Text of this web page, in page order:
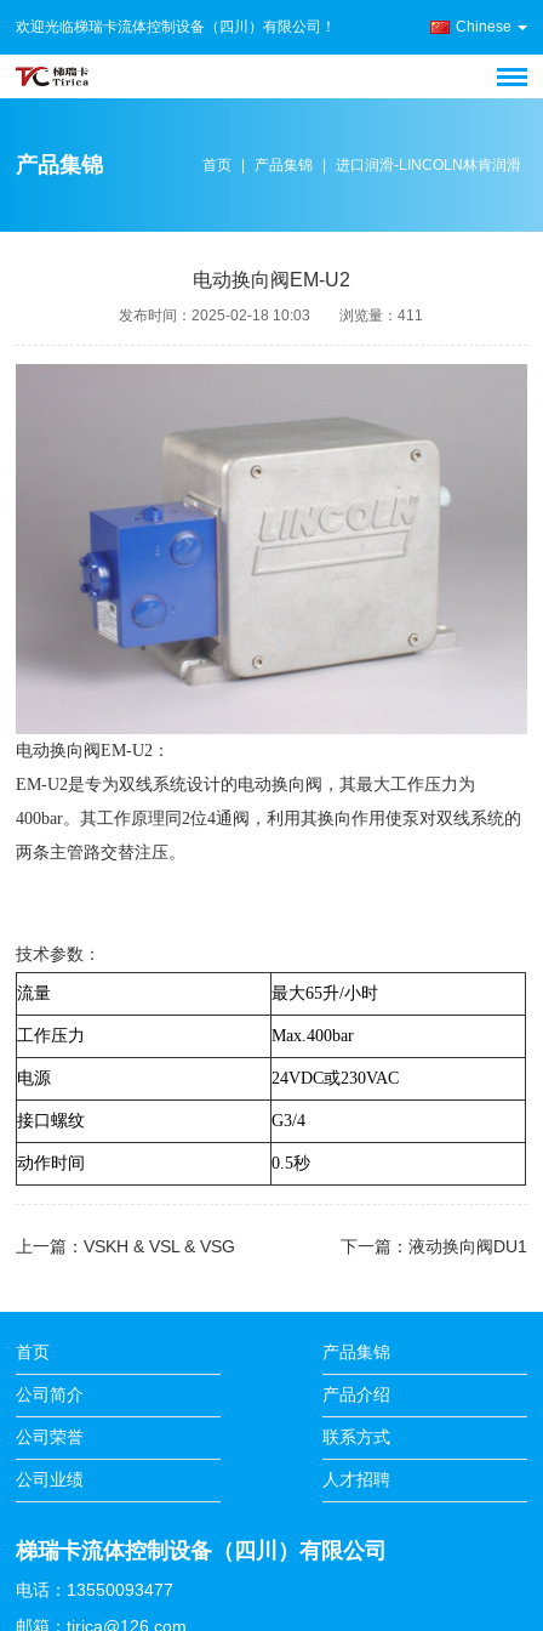
欢迎光临梯瑞卡流体控制设备（四川）有限公司！ Chinese
产品集锦 首页 | 产品集锦 | 进口润滑-LINCOLN林肯润滑
电动换向阀EM-U2
发布时间：2025-02-18 10:03 浏览量：411
电动换向阀EM-U2：
EM-U2是专为双线系统设计的电动换向阀，其最大工作压力为
400bar。其工作原理同2位4通阀，利用其换向作用使泵对双线系统的
两条主管路交替注压。
技术参数：
流量 最大65升/小时
工作压力 Max.400bar
电源 24VDC或230VAC
接口螺纹 G3/4
动作时间 0.5秒
上一篇：VSKH & VSL & VSG 下一篇： 液动换向阀DU1
首页
公司简介
公司荣誉
公司业绩
产品集锦
产品介绍
联系方式
人才招聘
梯瑞卡流体控制设备（四川）有限公司
电话：13550093477
邮箱：tirica@126.com